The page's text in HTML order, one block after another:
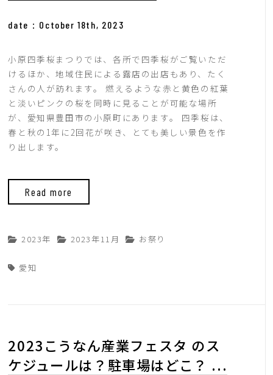
date：October 18th, 2023
小原四季桜まつりでは、各所で四季桜がご覧いただ
けるほか、地域住民による露店の出店もあり、たく
さんの人が訪れます。 燃えるような赤と黄色の紅葉
と淡いピンクの桜を同時に見ることが可能な場所
が、愛知県豊田市の小原町にあります。 四季桜は、
春と秋の1年に2回花が咲き、とても美しい景色を作
り出します。
Read more
2023年 2023年11月 お祭り
愛知
2023こうなん産業フェスタ のス
ケジュールは？駐車場はどこ？ ...